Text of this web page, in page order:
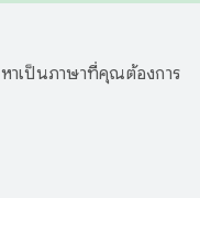
าเป็นภาษาที่คุณต้องการ